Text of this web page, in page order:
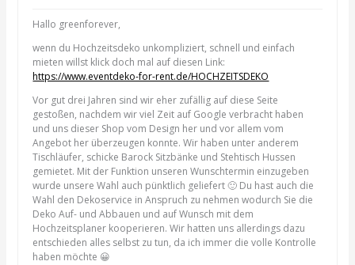
Hallo greenforever,
wenn du Hochzeitsdeko unkompliziert, schnell und einfach
mieten willst klick doch mal auf diesen Link:
https://www.eventdeko-for-rent.de/HOCHZEITSDEKO
Vor gut drei Jahren sind wir eher zufällig auf diese Seite
gestoßen, nachdem wir viel Zeit auf Google verbracht haben
und uns dieser Shop vom Design her und vor allem vom
Angebot her überzeugen konnte. Wir haben unter anderem
Tischläufer, schicke Barock Sitzbänke und Stehtisch Hussen
gemietet. Mit der Funktion unseren Wunschtermin einzugeben
wurde unsere Wahl auch pünktlich geliefert 🙂 Du hast auch die
Wahl den Dekoservice in Anspruch zu nehmen wodurch Sie die
Deko Auf- und Abbauen und auf Wunsch mit dem
Hochzeitsplaner kooperieren. Wir hatten uns allerdings dazu
entschieden alles selbst zu tun, da ich immer die volle Kontrolle
haben möchte 😀